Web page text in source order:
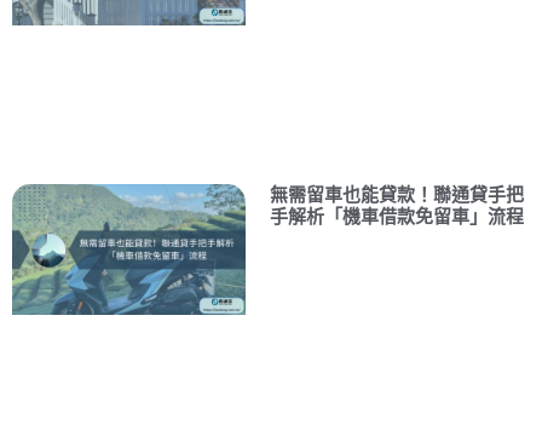
無需留車也能貸款！聯通貸手把
手解析「機車借款免留車」流程